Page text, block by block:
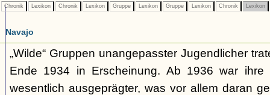
Chronik Lexikon Chronik Lexikon Gruppe Lexikon Gruppe Lexikon Chronik Lexikon
Navajo
„Wilde“ Gruppen unangepasster Jugendlicher
Ende 1934 in Erscheinung. Ab 1936 war ihre
wesentlich ausgeprägter, was vor allem daran